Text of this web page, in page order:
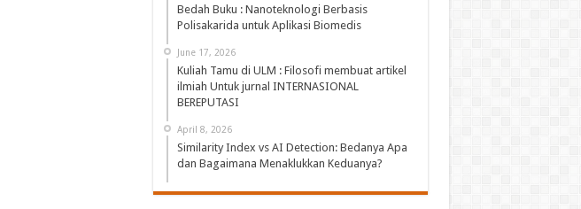
Bedah Buku : Nanoteknologi Berbasis
Polisakarida untuk Aplikasi Biomedis
June 17, 2026
Kuliah Tamu di ULM : Filosofi membuat artikel
ilmiah Untuk jurnal INTERNASIONAL
BEREPUTASI
April 8, 2026
Similarity Index vs AI Detection: Bedanya Apa
dan Bagaimana Menaklukkan Keduanya?